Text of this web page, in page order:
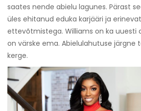
saates nende abielu lagunes. Pärast
üles ehitanud eduka karjääri ja
ettevõtmistega. Williams on ka uuesti
on värske ema. Abielulahutuse järgne
kerge.